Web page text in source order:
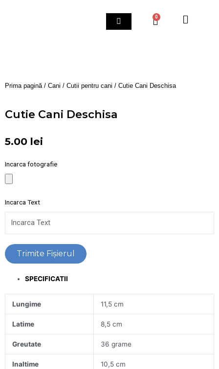
0Cart
Prima pagină/ Cani / Cutii pentru cani / Cutie Cani Deschisa
Cutie Cani Deschisa
5.00 lei
Incarca fotografie
Incarca Text
Trimite Fişierul
SPECIFICATII
Lungime 11,5 cm
Latime 8,5 cm
Greutate 36 grame
Inaltime 10,5 cm